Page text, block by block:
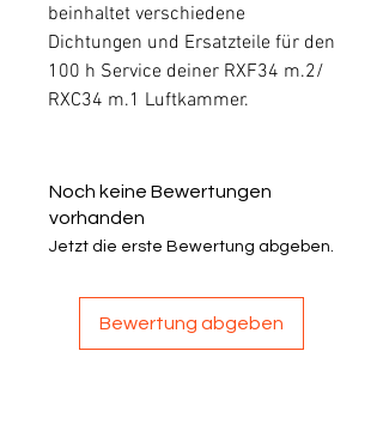
beinhaltet verschiedene
Dichtungen und Ersatzteile für den
100 h Service deiner RXF34 m.2/
RXC34 m.1 Luftkammer.
Noch keine Bewertungen
vorhanden
Jetzt die erste Bewertung abgeben.
Bewertung abgeben